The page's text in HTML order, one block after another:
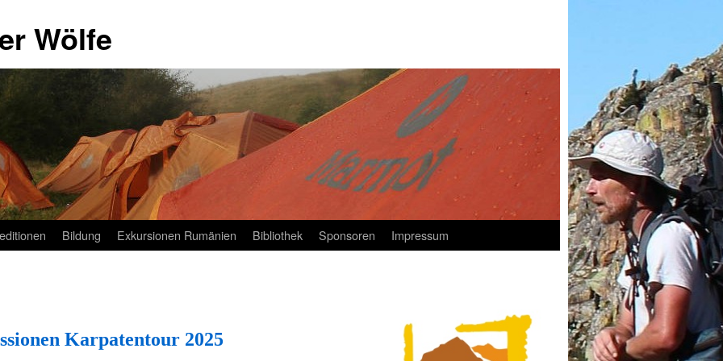
Wölfe
Bildung Exkursionen Rumänien Bibliothek Sponsoren Impressum
Karpatentour 2025